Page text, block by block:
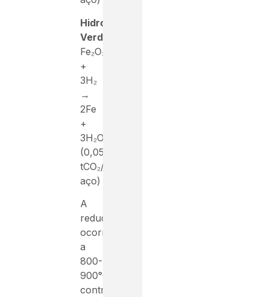
Hidrogênio
Verde
Fe₂O₃
+
3H₂
→
2Fe
+
3H₂O
(0,05
tCO₂/t
aço)
A
redução
ocorre
a
800-
900°C,
contra